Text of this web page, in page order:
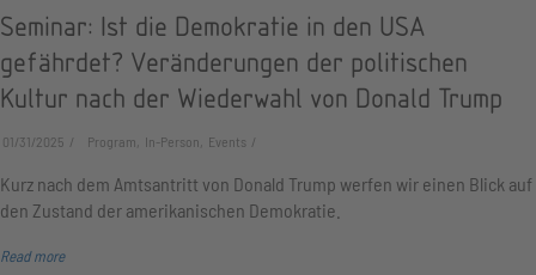
Seminar: Ist die Demokratie in den USA
gefährdet? Veränderungen der politischen
Kultur nach der Wiederwahl von Donald Trump
01/31/2025 Program, In-Person, Events
Kurz nach dem Amtsantritt von Donald Trump werfen wir einen Blick auf
den Zustand der amerikanischen Demokratie.
Read more